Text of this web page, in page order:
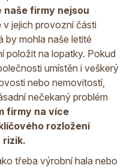
naše firmy nejsou
v jejich provozní části
by mohla naše letité
položit na lopatky. Pokud
umístěn i veškerý
nebo nemovitostí,
nečekaný problém
firmy na více
rozložení
rizik.
třeba výrobní hala nebo